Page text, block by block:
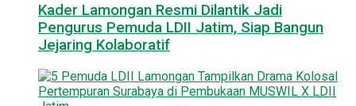
Kader Lamongan Resmi Dilantik Jadi
Pengurus Pemuda LDII Jatim, Siap Bangun
Jejaring Kolaboratif